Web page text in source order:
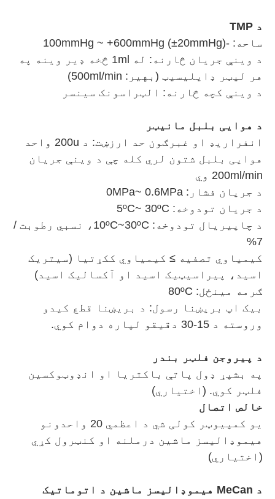
د TMP
ساحه: -100mmHg ~ +600mmHg (±20mmHg)
د وینې جریان څارنه: له 1ml څخه ډیر وینه په
هر لیټر ډایلیسیټ (بهیر: 500ml/min)
د وینې کچه څارنه: الټراسونک سینسر
د هوایی بلبل مانیټر
انفراریډ او غبرګون حد ارزښت: د 200u واحد
هوایی بلبل شتون لري کله چې د وینې جریان
200ml/min وي
د جریان فشار: 0MPa~ 0.6MPa
د جریان تودوخه: 5ºC~ 30ºC
د چاپیریال تودوخه: 10ºC~30ºC، نسبي رطوبت /
7%
کیمیاوي تصفیه ≥ کیمیاوي ککړتیا (سیتریک
اسید، پیراسیټیک اسید او آکسالیک اسید)
ګرمه مینځل: 80ºC
بیک اپ بریښنا رسول: د بریښنا قطع کیدو
وروسته د 15-30 دقیقو لپاره دوام کوي.
د پیروجن فلټر بندر
په بشپړ ډول پاتې باکتریا او انډوټوکسین
فلټر کوي. (اختیاري)
خالص اتصال
یو کمپیوټر کولی شي د اعظمي 20 واحدونو
هیموډالیسز ماشین درملنه او کنټرول کړي
(اختیاري)
د MeCan هیموډالیسز ماشین د اتوماتیک